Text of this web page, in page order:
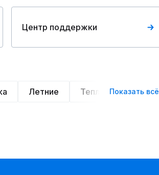
Центр поддержки
Летние Теплые Легкие
Показать всё